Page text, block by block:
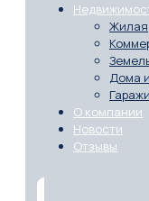
Жилая
Дома
О компании
Новости
Отзывы